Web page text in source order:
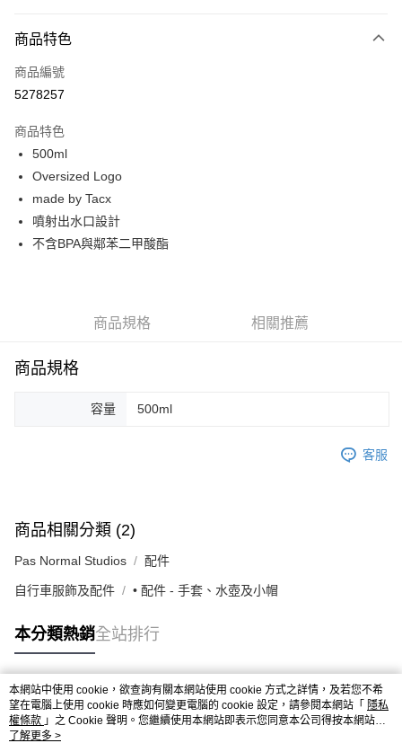
LINE Pay
Apple Pay
運送方式
全家店到店
每筆NT$80，滿NT$10,000(含以上)免運費
付款後全家取貨
每筆NT$80，滿NT$10,000(含以上)免運費
每筆NT$80，滿NT$10,000(含以上)免運費
商品特色
商品編號
5278257
商品特色
500ml
Oversized Logo
made by Tacx
噴射出水口設計
不含BPA與鄰苯二甲酸酯
商品規格 相關推薦
商品規格
容量 500ml
客服
商品相關分類 (2)
Pas Normal Studios 配件
自行車服飾及配件 • 配件 - 手套、水壺及小帽
本分類熱銷全站排行
熱門標籤
本網站中使用 cookie，欲查詢有關本網站使用 cookie 方式之詳情，及若您不希
望在電腦上使用 cookie 時應如何變更電腦的 cookie 設定，請參閱本網站「 隱私
權條款 」之 Cookie 聲明。您繼續使用本網站即表示您同意本公司得按本網站使
用條款之 Cookie 聲明使用 cookie。
了解更多 >